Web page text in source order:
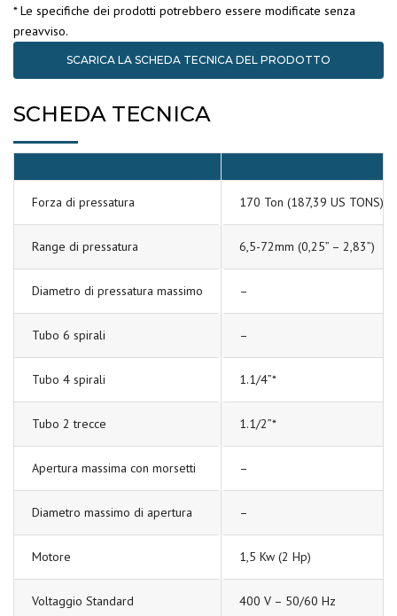
* Le specifiche dei prodotti potrebbero essere modificate senza
preavviso.
SCARICA LA SCHEDA TECNICA DEL PRODOTTO
SCHEDA TECNICA
Forza di pressatura 170 Ton (187,39 US TONS)
Range di pressatura 6,5-72mm (0,25” – 2,83”)
Diametro di pressatura massimo –
Tubo 6 spirali –
Tubo 4 spirali 1.1/4”*
Tubo 2 trecce 1.1/2”*
Apertura massima con morsetti –
Diametro massimo di apertura –
Motore 1,5 Kw (2 Hp)
Voltaggio Standard 400 V – 50/60 Hz